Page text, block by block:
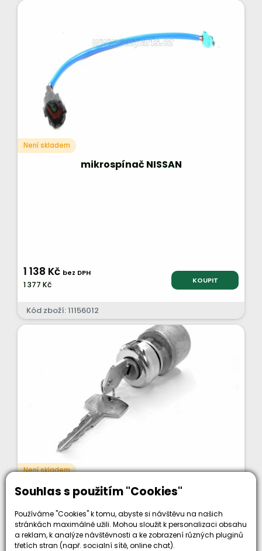
Souhlas s použitím "Cookies"
Používáme "Cookies" k tomu, abyste si návštěvu na našich
stránkách maximálně užili. Mohou sloužit k personalizaci obsahu
a reklam, k analýze návštěvnosti a ke zobrazení různých pluginů
třetích stran (např. socialní sítě, online chat).
Není skladem
mikrospínač NISSAN
1 138 Kč bez DPH
1 377 Kč KOUPIT
Kód zboží: 11156012
Není skladem
skříňka spínací NISSAN